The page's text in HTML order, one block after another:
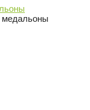
медальоны